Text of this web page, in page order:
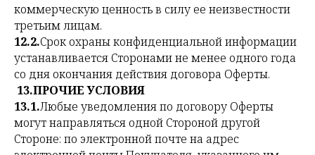
коммерческую ценность в силу ее неизвестности
третьим лицам.
12.2.Срок охраны конфиденциальной информации
устанавливается Сторонами не менее одного года
со дня окончания действия договора Оферты.
13.ПРОЧИЕ УСЛОВИЯ
13.1.Любые уведомления по договору Оферты
могут направляться одной Стороной другой
Стороне: по электронной почте на адрес